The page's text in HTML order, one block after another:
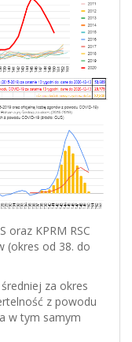
oraz KPRM RSC
(okres od 38. do
za okres
z powodu
w tym samym